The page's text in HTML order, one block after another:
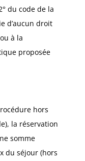
du code de la
d’aucun droit
à la
proposée
hors
la réservation
somme
du séjour (hors